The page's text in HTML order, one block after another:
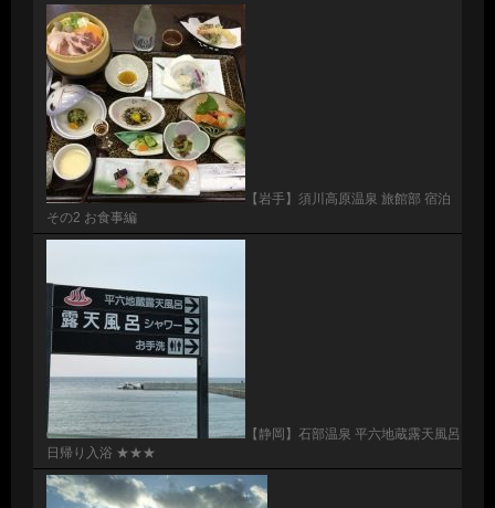
【岩手】須川高原温泉 旅館部 宿泊
その2 お食事編
【静岡】石部温泉 平六地蔵露天風呂
日帰り入浴 ★★★